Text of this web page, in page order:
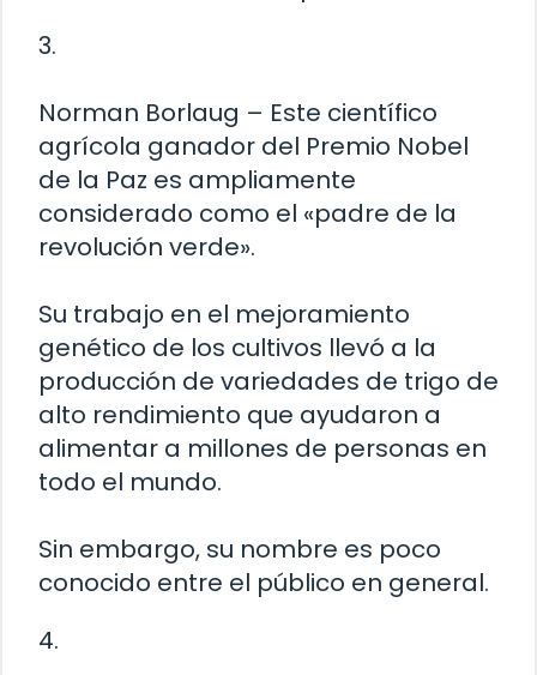
3.
Norman Borlaug – Este científico
agrícola ganador del Premio Nobel
de la Paz es ampliamente
considerado como el «padre de la
revolución verde».
Su trabajo en el mejoramiento
genético de los cultivos llevó a la
producción de variedades de trigo de
alto rendimiento que ayudaron a
alimentar a millones de personas en
todo el mundo.
Sin embargo, su nombre es poco
conocido entre el público en general.
4.